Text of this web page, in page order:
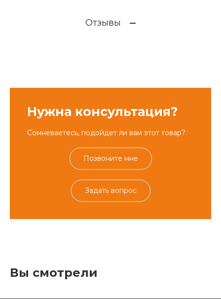
Отзывы
Нужна консультация?
Сомневаетесь, подойдет ли вам этот товар?
Позвоните мне
Задать вопрос
Вы смотрели